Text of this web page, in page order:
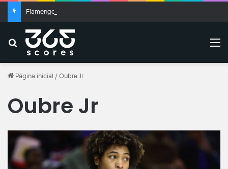
Flamengo encerra negociações por Luiz Henrique
Buscar
Página inicial / Oubre Jr
Oubre Jr